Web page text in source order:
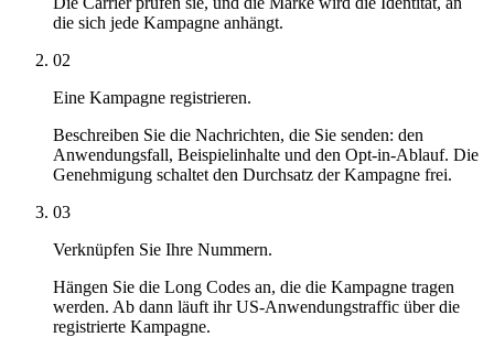
die sich jede Kampagne anhängt.
02
Eine Kampagne registrieren.
Beschreiben Sie die Nachrichten, die Sie senden: den
Anwendungsfall, Beispielinhalte und den Opt-in-Ablauf. Die
Genehmigung schaltet den Durchsatz der Kampagne frei.
03
Verknüpfen Sie Ihre Nummern.
Hängen Sie die Long Codes an, die die Kampagne tragen
werden. Ab dann läuft ihr US-Anwendungstraffic über die
registrierte Kampagne.